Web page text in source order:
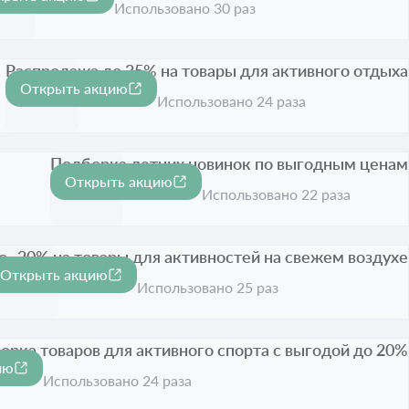
Использовано 30 раз
-35%
Распродажа до 35% на товары для активного отдыха
Срок акции истёк
Открыть акцию
Использовано 24 раза
Подборка летних новинок по выгодным ценам
Срок акции истёк
Открыть акцию
Использовано 22 раза
-20%
-20% на товары для активностей на свежем воздухе
Срок акции истёк
Открыть акцию
Использовано 25 раз
товаров для активного спорта с выгодой до 20%
Использовано 24 раза